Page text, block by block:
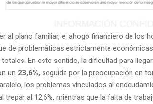
al plano familiar, el ahogo financiero de los
de problemáticas estrictamente
En este sentido, la dificultad para
un 23,6%, seguida por la preocupación en
los problemas vinculados al
trepar al 12,6%, mientras que la falta de